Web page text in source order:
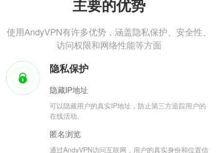
主要的优势
使用AndyVPN有许多优势，涵盖隐私保护、安全性、
访问权限和网络性能等方面
隐私保护
隐藏IP地址
可以隐藏用户的真实IP地址，防止第三方追踪用户的
在线活动。
匿名浏览
通过AndyVPN访问互联网，用户的真实身份和位置信